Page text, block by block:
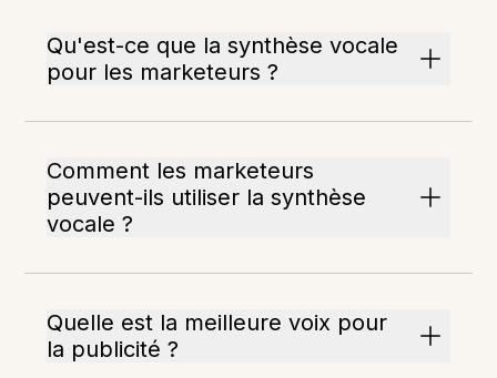
Qu'est-ce que la synthèse vocale
pour les marketeurs ?
Comment les marketeurs
peuvent-ils utiliser la synthèse
vocale ?
Quelle est la meilleure voix pour
la publicité ?